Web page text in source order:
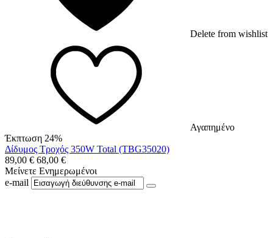
Delete from wishlist
Αγαπημένο
Έκπτωση 24%
Δίδυμος Τροχός 350W Total (TBG35020)
89,00 € 68,00 €
Μείνετε Ενημερωμένοι
e-mail